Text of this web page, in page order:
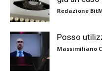
Redazione
Posso
Massimiliano